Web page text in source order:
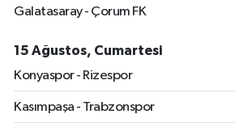
Galatasaray - Çorum FK
15 Ağustos, Cumartesi
Konyaspor - Rizespor
Kasımpaşa - Trabzonspor